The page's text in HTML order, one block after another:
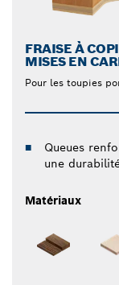
FRAISE À
MISES EN
Pour les toupies
Queues
une
Matériaux